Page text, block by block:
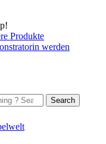
Produkte
werden